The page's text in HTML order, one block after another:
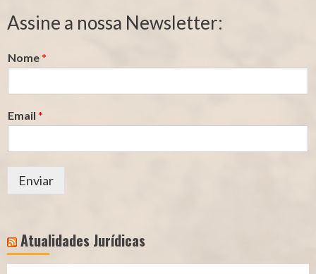
SeguradoContribuição
Assine a nossa Newsletter:
Nome*
Email *
Enviar
Atualidades Jurídicas